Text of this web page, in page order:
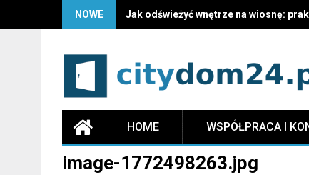
NOWE Jak odświeżyć wnętrze na wiosnę:
HOME WSPÓŁPRACA I
image-1772498263.jpg